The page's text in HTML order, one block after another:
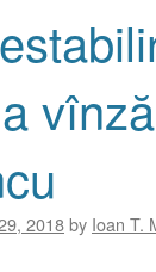
2018by Ioan T.